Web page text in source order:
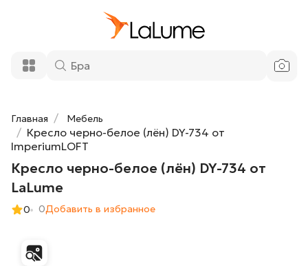
Главная Мебель
Кресло черно-белое (лён) DY-734 от
ImperiumLOFT
Кресло черно-белое (лён) DY-734 от
LaLume
0 0Добавить в избранное